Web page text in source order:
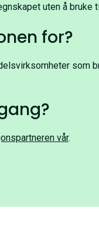
uten å bruke
for?
som
vår.